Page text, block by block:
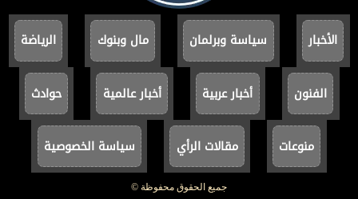
الأخبار سياسة وبرلمان مال وبنوك الرياضة
الفنون أخبار عربية أخبار عالمية حوادث
منوعات مقالات الرأي سياسة الخصوصية
جميع الحقوق محفوظة ©